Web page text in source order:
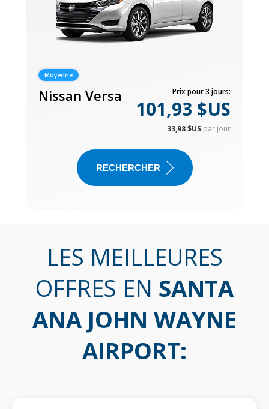
Moyenne
Nissan Versa Prix pour 3 jours:
101,93 $US
33,98 $US par jour
RECHERCHER
LES MEILLEURES
OFFRES EN SANTA
ANA JOHN WAYNE
AIRPORT: